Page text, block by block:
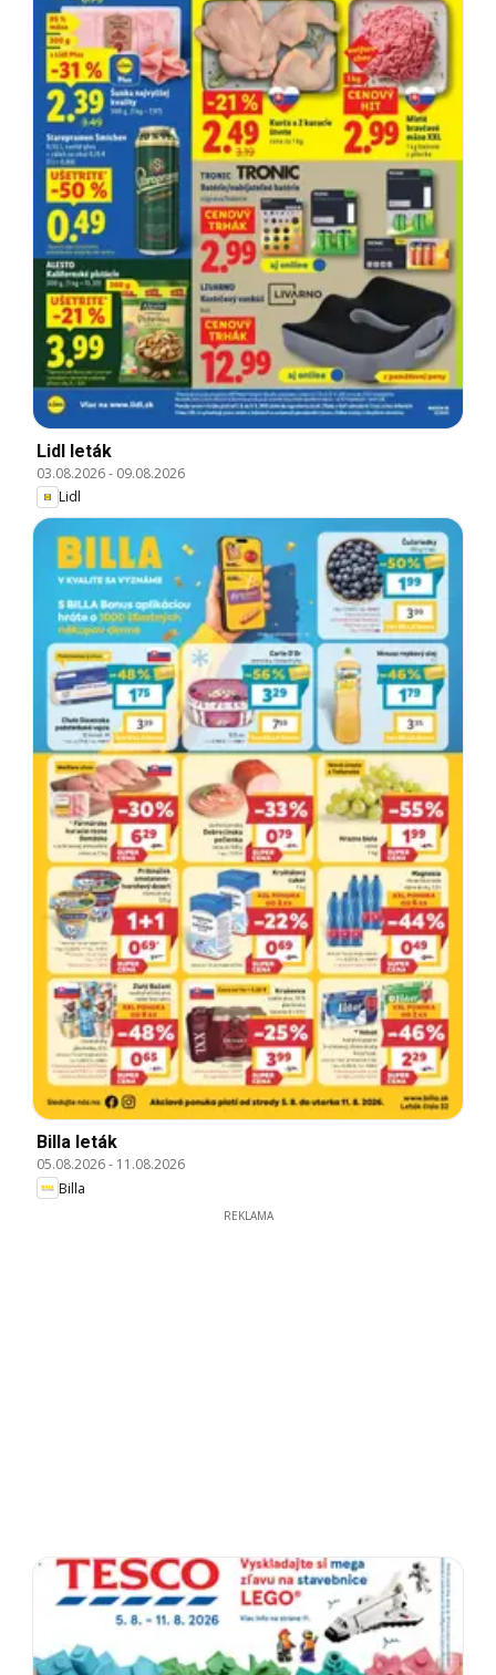
Lidl leták
03.08.2026- 09.08.2026
Lidl
Billa leták
05.08.2026- 11.08.2026
Billa
REKLAMA